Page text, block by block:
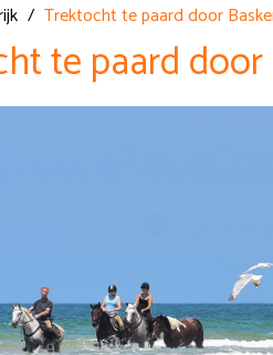
/ Trektocht te paard door
te paard